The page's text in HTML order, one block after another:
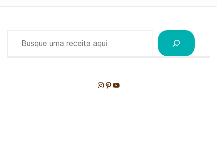
Instagram
Pinterest
Youtube